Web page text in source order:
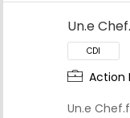
Un.e
Action
Un.e